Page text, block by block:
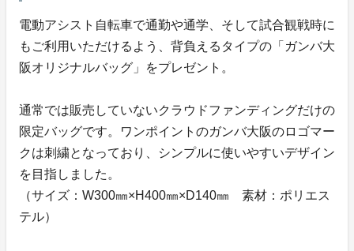
電動アシスト自転車で通勤や通学、そして試合観戦時に
もご利用いただけるよう、背負えるタイプの「ガンバ大
阪オリジナルバッグ」をプレゼント。
通常では販売していないクラウドファンディングだけの
限定バッグです。ワンポイントのガンバ大阪のロゴマー
クは刺繍となっており、シンプルに使いやすいデザイン
を目指しました。
（サイズ：W300㎜×H400㎜×D140㎜ 素材：ポリエス
テル）